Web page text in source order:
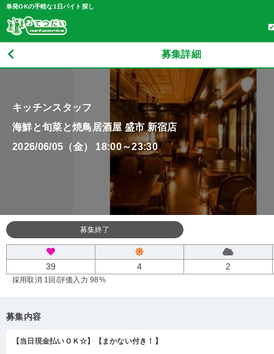
単発OKの手軽な1日バイト探し
募集詳細
キッチンスタッフ
海鮮と旬菜と焼鳥居酒屋 盛市 新宿店
2026/06/05（金） 18:00～23:30
募集終了
39 4 2
採用取消 1回 /評価入力 98%
募集内容
【当日現金払いＯＫ☆】【まかない付き！】